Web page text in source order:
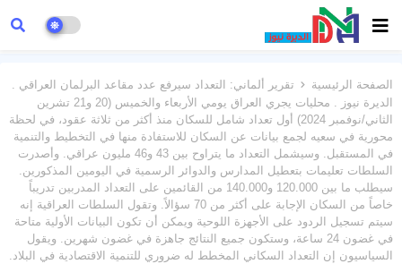
الصفحة الرئيسية
تقرير ألماني: التعداد سيرفع عدد مقاعد البرلمان العراقي .
الديرة نيوز . محليات يجري العراق يومي الأربعاء والخميس (20 و21 تشرين
الثاني/نوفمبر 2024) أول تعداد شامل للسكان منذ أكثر من ثلاثة عقود، في لحظة
محورية في سعيه لجمع بيانات عن السكان للاستفادة منها في التخطيط والتنمية
في المستقبل. وسيشمل التعداد ما يتراوح بين 43 و46 مليون عراقي. وأصدرت
السلطات تعليمات بتعطيل المدارس والدوائر الرسمية في اليومين المذكورين.
سيطلب ما بين 120.000 و140.000 من القائمين على التعداد المدربين تدريباً
خاصاً من السكان الإجابة على أكثر من 70 سؤالاً. وتقول السلطات العراقية إنه
سيتم تسجيل الردود على الأجهزة اللوحية ويمكن أن تكون البيانات الأولية متاحة
في غضون 24 ساعة، وستكون جميع النتائج جاهزة في غضون شهرين. ويقول
السياسيون إن التعداد السكاني المخطط له ضروري للتنمية الاقتصادية في البلاد.